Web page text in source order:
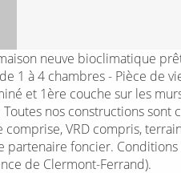
neuve bioclimatique
1 à 4 chambres - Pièce de
et 1ère couche sur les
nos constructions sont
VRD compris,
foncier.
de Clermont-Ferrand).